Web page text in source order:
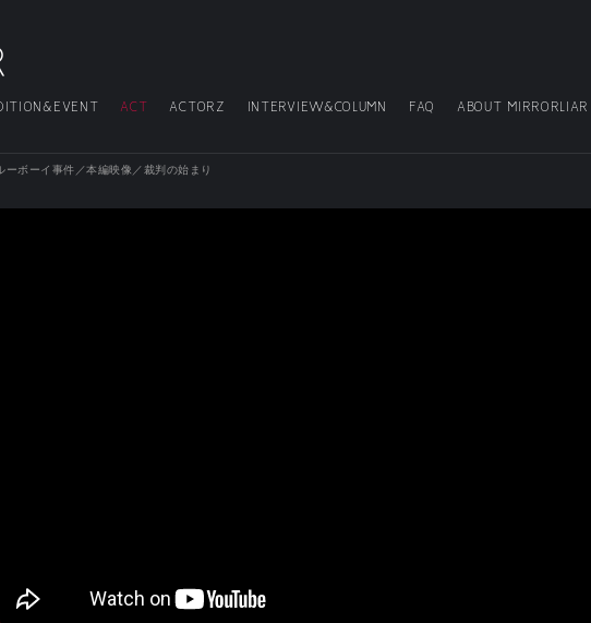
ACT ACTORZ INTERVIEW&COLUMN FAQ ABOUT MIRRORLIAR
ーボーイ事件／本編映像／裁判の始まり